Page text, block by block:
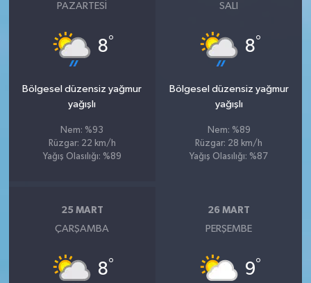
PAZARTESI
8°
Bölgesel düzensiz yağmur
yağışlı
Nem: %93
Rüzgar: 22 km/h
Yağış Olasılığı: %89
SALI
8°
Bölgesel düzensiz yağmur
yağışlı
Nem: %89
Rüzgar: 28 km/h
Yağış Olasılığı: %87
25 MART
ÇARŞAMBA
8°
26 MART
PERŞEMBE
9°